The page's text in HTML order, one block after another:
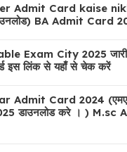
Admit Card kaise
BA Admit Card
Exam City 2025 जारी
इस लिंक से यहाँ से चेक करें
Admit Card 2024
डाउनलोड करे । ) M.sc